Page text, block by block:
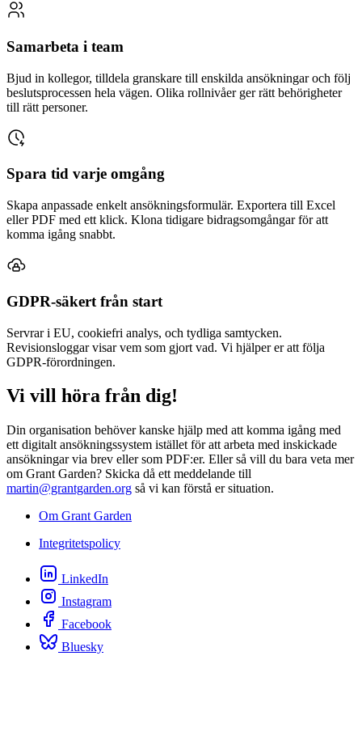
Samarbeta i team
Bjud in kollegor, tilldela granskare till enskilda ansökningar och följ
beslutsprocessen hela vägen. Olika rollnivåer ger rätt behörigheter
till rätt personer.
Spara tid varje omgång
Skapa anpassade enkelt ansökningsformulär. Exportera till Excel
eller PDF med ett klick. Klona tidigare bidragsomgångar för att
komma igång snabbt.
GDPR-säkert från start
Servrar i EU, cookiefri analys, och tydliga samtycken.
Revisionsloggar visar vem som gjort vad. Vi hjälper er att följa
GDPR-förordningen.
Vi vill höra från dig!
Din organisation behöver kanske hjälp med att komma igång med
ett digitalt ansökningssystem istället för att arbeta med inskickade
ansökningar via brev eller som PDF:er. Eller så vill du bara veta mer
om Grant Garden? Skicka då ett meddelande till
martin@grantgarden.org så vi kan förstå er situation.
Om Grant Garden
Integritetspolicy
LinkedIn
Instagram
Facebook
Bluesky